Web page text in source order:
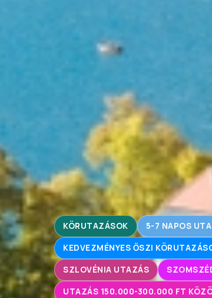
KÖRUTAZÁSOK 5-7 NAPOS
KEDVEZMÉNYES ŐSZI
SZLOVÉNIA UTAZÁS
UTAZÁS 150.000-300.000 FT